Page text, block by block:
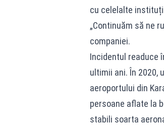
cu celelalte
„Continuăm să ne
companiei.
Incidentul readuce
ultimii ani. În 2020,
aeroportului din
persoane aflate la
stabili soarta